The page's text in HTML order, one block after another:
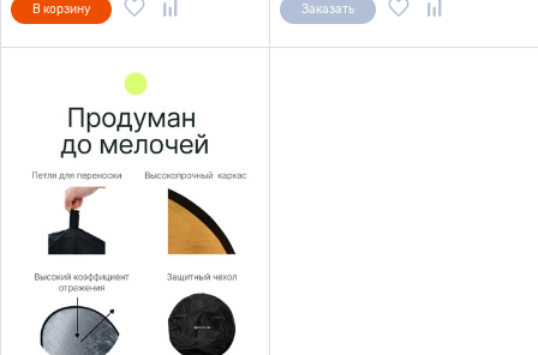
В корзину Заказать